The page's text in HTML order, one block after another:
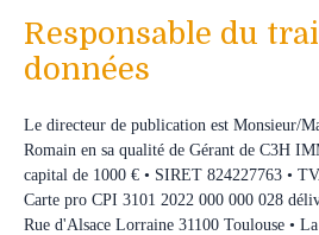
Responsable du
données
Le directeur de publication est Monsieur/
Romain en sa qualité de Gérant de C3H
capital de 1000 € • SIRET 824227763 •
Carte pro CPI 3101 2022 000 000 028
Rue d'Alsace Lorraine 31100 Toulouse •